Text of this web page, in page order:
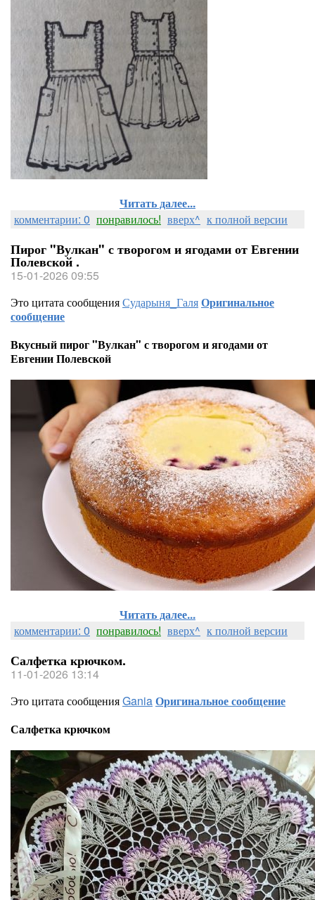
Читать далее...
комментарии: 0 понравилось! вверх^ к полной версии
Пирог "Вулкан" с творогом и ягодами от Евгении
Полевской .
15-01-2026 09:55
Это цитата сообщенияСударыня_ГаляОригинальное
сообщение
Вкусный пирог "Вулкан" с творогом и ягодами от
Евгении Полевской
Читать далее...
комментарии: 0 понравилось! вверх^ к полной версии
Салфетка крючком.
11-01-2026 13:14
Это цитата сообщенияGaniaОригинальное сообщение
Салфетка крючком